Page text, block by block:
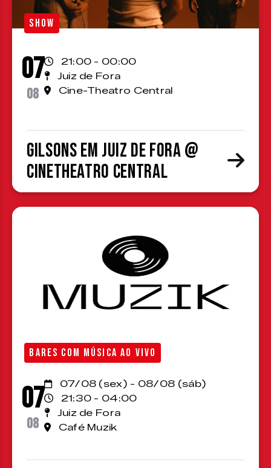
SHOW
07
08
21:00 - 00:00
Juiz de Fora
Cine-Theatro Central
Gilsons em Juiz de Fora @
CineTheatro Central
BARES COM MÚSICA AO VIVO
07
08
07/08 (sex) - 08/08 (sáb)
21:30 - 04:00
Juiz de Fora
Café Muzik